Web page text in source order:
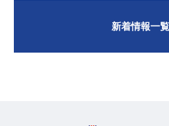
新着情報一